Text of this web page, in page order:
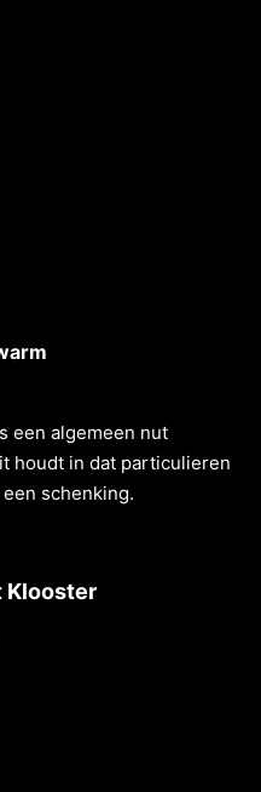
een algemeen nut
houdt in dat particulieren
schenking.
Klooster